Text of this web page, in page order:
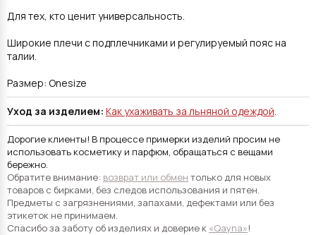
Для тех, кто ценит универсальность.
Широкие плечи с подплечниками и регулируемый пояс на
талии.
Размер: Onesize
Уход за изделием: Как ухаживать за льняной одеждой.
Дорогие клиенты! В процессе примерки изделий просим не
использовать косметику и парфюм, обращаться с вещами
бережно.
Обратите внимание: возврат или обмен только для новых
товаров с бирками, без следов использования и пятен.
Предметы с загрязнениями, запахами, дефектами или без
этикеток не принимаем.
Спасибо за заботу об изделиях и доверие к «Qayna»!